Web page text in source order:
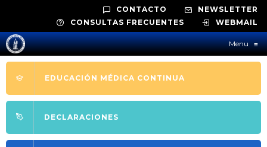
CONTACTO
NEWSLETTER
CONSULTAS FRECUENTES
WEBMAIL
Menu≡
EDUCACIÓN MÉDICA CONTINUA
DECLARACIONES